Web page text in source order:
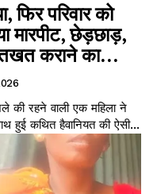
फिर परिवार को
मारपीट, छेड़छाड़,
कराने का...
की रहने वाली एक महिला ने
हुई कथित हैवानियत की ऐसी...